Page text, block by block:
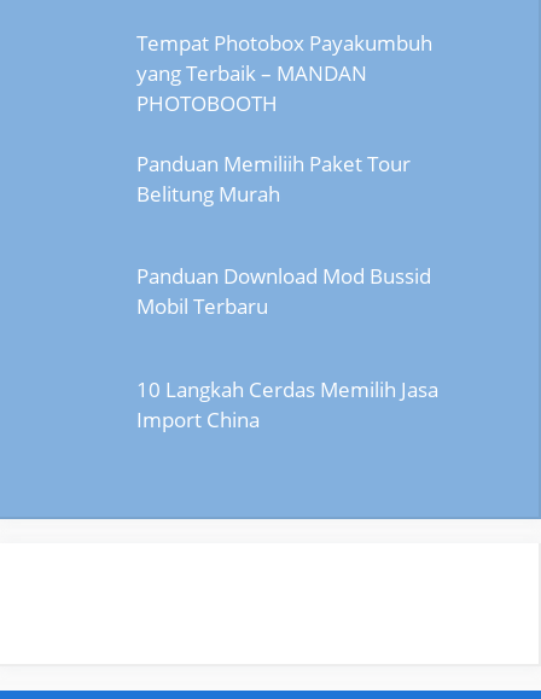
Tempat Photobox Payakumbuh
yang Terbaik – MANDAN
PHOTOBOOTH
Panduan Memiliih Paket Tour
Belitung Murah
Panduan Download Mod Bussid
Mobil Terbaru
10 Langkah Cerdas Memilih Jasa
Import China